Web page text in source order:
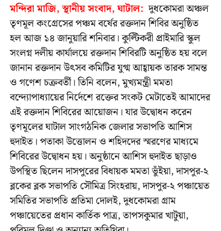
মন্দিরা মাজি, স্থানীয় সংবাদ, ঘাটাল: দুধকোমরা অঞ্চল
তৃণমূল কংগ্রেসের পঞ্চম বর্ষের রক্তদান শিবির অনুষ্ঠিত
হল আজ ১৪ জানুয়ারি শনিবার। কুল্টিকরী প্রাইমারি স্কুল
সংলগ্ন দলীয় কার্যালয়ে রক্তদান শিবিরটি অনুষ্ঠিত হয় বলে
জানান রক্তদান উৎসব কমিটির যুগ্ম আহ্বায়ক তারক সামন্ত
ও গণেশ চক্রবর্তী। তিনি বলেন, মুখ্যমন্ত্রী মমতা
বন্দ্যোপাধ্যায়ের নির্দেশে রক্তের সংকট মেটাতেই আমাদের
এই রক্তদান শিবিরের আয়োজন। যার উদ্বোধন করেন
তৃণমূলের ঘাটাল সাংগঠনিক জেলার সভাপতি আশিস
হুদাইত। পতাকা উত্তোলন ও শহিদদের স্মরণের মাধ্যমে
শিবিরের উদ্বোধন হয়। অনুষ্ঠানে আশিস হুদাইত ছাড়াও
উপস্থিত ছিলেন দাসপুরের বিধায়ক মমতা ভুঁইয়া, দাসপুর-২
ব্লকের ব্লক সভাপতি সৌমিত্র সিংহরায়, দাসপুর-২ পঞ্চায়েত
সমিতির সভাপতি প্রতিমা দোলই, দুধকোমরা গ্ৰাম
পঞ্চায়েতের প্রধান কার্তিক পাত্র, তাপসকুমার খাটুয়া,